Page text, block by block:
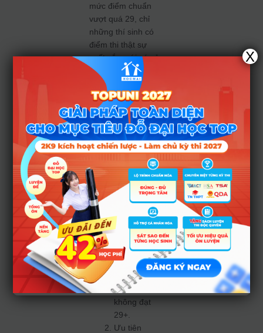
mức điểm chuẩn
vượt quá 29, chỉ
những thí sinh có
điểm thi thật sự
xuất sắc mới có cửa
vào—còn lại, việc
đăng ký vẫn có thể
là mạo hiểm nếu
không chuẩn bị đủ.
Lời khuyên cho
phụ huynh và học
Tự đánh giá
điểm thi thật
(THPT, thi tư
duy hoặc xét
tuyển tài
năng): Đừng
đặt kỳ vọng
quá cao nếu
điểm thi
không đạt
29+.
Ưu tiên
X